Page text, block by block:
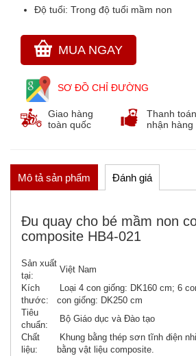
GÓC THƠ VÀ TRUYỆN KỂ
Độ tuổi: Trong độ tuổi mầm non
MUA NGAY
SƠ ĐỒ CHỈ ĐƯỜNG
Giao hàng
toàn quốc
Thanh
nhận hàng
Mô tả sản phẩm Đánh giá
Đu quay cho bé mầm non
composite HB4-021
Sản xuất
tại:
Việt Nam
Kích
thước:
Loại 4 con giống: DK160 cm; 6
con giống: DK250 cm
Tiêu
chuẩn:
Bộ Giáo dục và Đào tạo
Chất
liệu:
Khung bằng thép sơn tĩnh điện
bằng vật liệu composite.